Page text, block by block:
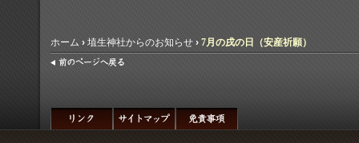
ホーム › 埴生神社からのお知らせ › 7月の戌の日（安産祈願）